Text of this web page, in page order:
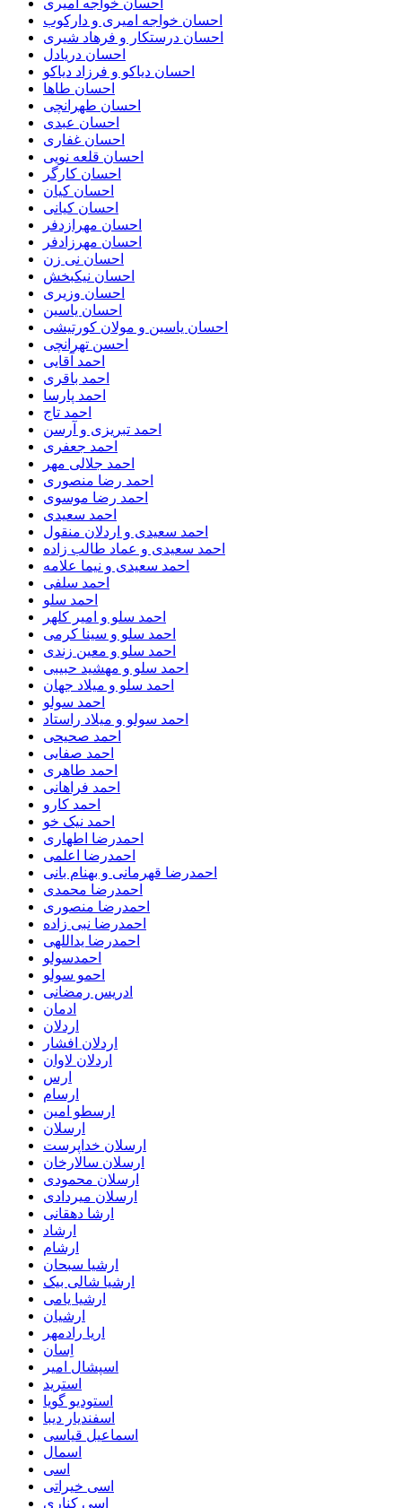
احسان خواجه امیری و دارکوب
احسان درستكار و فرهاد شيرى
احسان دریادل
احسان دیاکو و فرزاد دیاکو
احسان طاها
احسان طهرانچی
احسان عبدی
احسان غفاری
احسان قلعه نویی
احسان کارگر
احسان کیان
احسان کیانی
احسان مهرازدفر
احسان مهرزادفر
احسان نی زن
احسان نیکبخش
احسان وزیری
احسان یاسین
احسان یاسین و مولان کورتیشی
احسن تهرانچی
احمد آقایی
احمد باقری
احمد پارسا
احمد تاج
احمد تبریزی و آرسن
احمد جعفری
احمد جلالی مهر
احمد رضا منصوری
احمد رضا موسوی
احمد سعیدی
احمد سعیدی و اردلان منقول
احمد سعیدی و عماد طالب زاده
احمد سعیدی و نیما علامه
احمد سلفی
احمد سلو
احمد سلو و امیر کلهر
احمد سلو و سینا کرمی
احمد سلو و معین زندی
احمد سلو و مهشید حبیبی
احمد سلو و میلاد جهان
احمد سولو
احمد سولو و میلاد راستاد
احمد صحیحی
احمد صفایی
احمد طاهری
احمد فراهانی
احمد کارو
احمد نیک خو
احمدرضا اطهاری
احمدرضا اعلمی
احمدرضا قهرمانی و بهنام بانی
احمدرضا محمدی
احمدرضا منصوری
احمدرضا نبی زاده
احمدرضا یداللهی
احمدسولو
احمو سولو
ادریس رمضانی
ادمان
اردلان
اردلان افشار
اردلان لاوان
ارس
ارسام
ارسطو امین
ارسلان
ارسلان خداپرست
ارسلان سالارخان
ارسلان محمودی
ارسلان میردادی
ارشا دهقانی
ارشاد
ارشام
ارشیا سبحان
ارشیا شالی بیک
ارشیا یامی
ارشیان
اریا رادمهر
اِسان
اسپشال امیر
استرید
استودیو گویا
اسفندیار دیبا
اسماعیل قیاسی
اسمال
اسی
اسی خیراتی
اسی کناری